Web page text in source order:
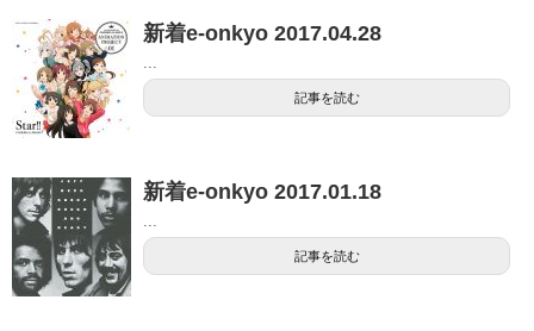
新着e-onkyo 2017.04.28
記事を読む
新着e-onkyo 2017.01.18
記事を読む